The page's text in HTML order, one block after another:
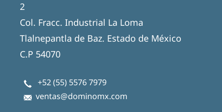
2
Col. Fracc. Industrial La Loma
Tlalnepantla de Baz. Estado de México
C.P 54070
+52 (55) 5576 7979
ventas@dominomx.com